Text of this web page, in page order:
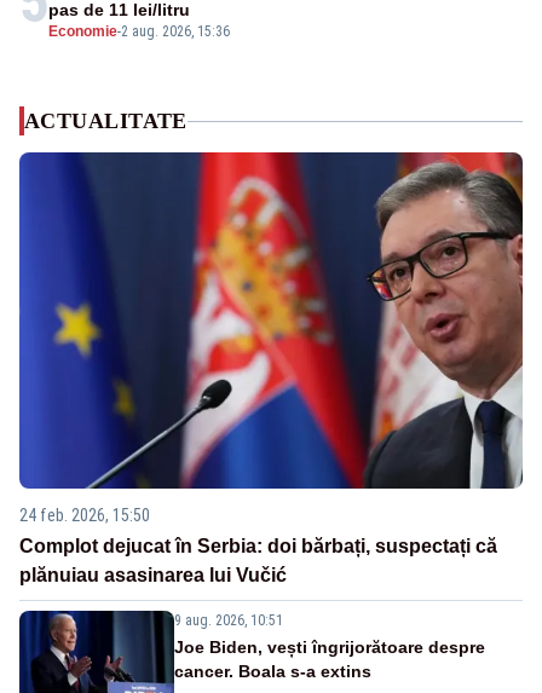
Economie-2 aug. 2026, 15:36
pas de 11 lei/litru
ACTUALITATE
24 feb. 2026, 15:50
Complot dejucat în Serbia: doi bărbați, suspectați că
plănuiau asasinarea lui Vučić
9 aug. 2026, 10:51
Joe Biden, vești îngrijorătoare despre
cancer. Boala s-a extins